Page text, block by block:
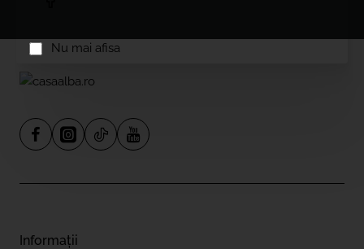
Nu mai afisa
Informații